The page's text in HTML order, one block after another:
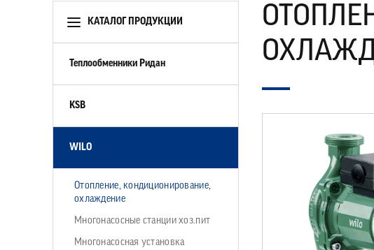
КАТАЛОГ ПРОДУКЦИИ
Теплообменники Ридан
KSB
WILO
Отопление, кондиционирование,
охлаждение
Многонасосные станции хоз.пит
Многонасосная установка